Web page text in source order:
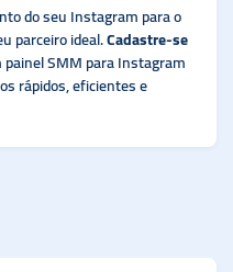
do seu Instagram para o
parceiro ideal.Cadastre-se
SMM para Instagram
rápidos, eficientes e